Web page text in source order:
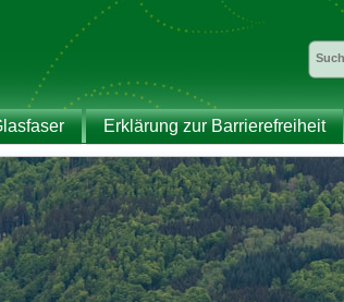
Erklärung zur Barrierefreiheit